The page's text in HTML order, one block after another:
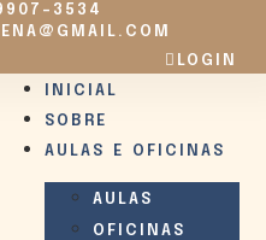
3534
LOGIN
INICIAL
SOBRE
AULAS E OFICINAS
AULAS
OFICINAS